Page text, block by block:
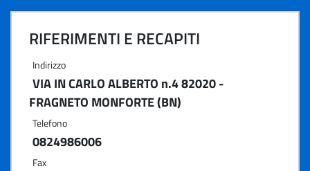
RIFERIMENTI E RECAPITI
Indirizzo
VIA IN CARLO ALBERTO n.4 82020 -
FRAGNETO MONFORTE (BN)
Telefono
0824986006
Fax